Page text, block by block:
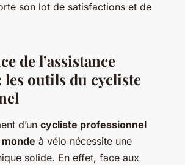
son lot de satisfactions et de
de l’assistance
les outils du cycliste
d’un cycliste professionnel
à vélo nécessite une
solide. En effet, face aux